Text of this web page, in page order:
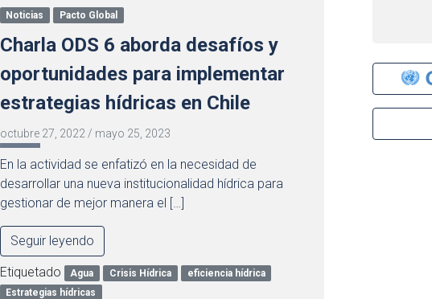
Noticias Pacto Global
Charla ODS 6 aborda desafíos y
oportunidades para implementar
estrategias hídricas en Chile
octubre 27, 2022 / mayo 25, 2023
En la actividad se enfatizó en la necesidad de
desarrollar una nueva institucionalidad hídrica para
gestionar de mejor manera el […]
Seguir leyendo
Etiquetado Agua Crisis Hídrica
eficiencia hídrica
Estrategias hídricas